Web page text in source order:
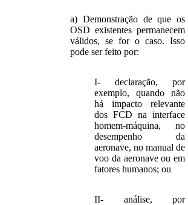
a) Demonstração de que os
OSD existentes permanecem
válidos, se for o caso. Isso
pode ser feito por:
I- declaração, por
exemplo, quando não
há impacto relevante
dos FCD na interface
homem-máquina, no
desempenho da
aeronave, no manual de
voo da aeronave ou em
fatores humanos; ou
II- análise, por